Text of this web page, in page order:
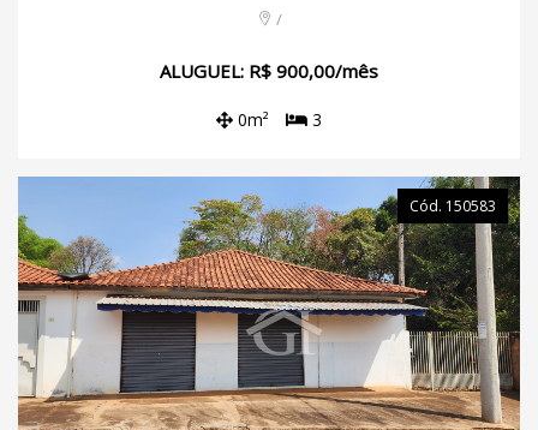
/
ALUGUEL: R$ 900,00/mês
0m² 3
Cód. 150583